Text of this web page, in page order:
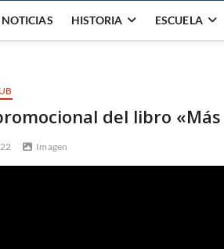
NOTICIAS HISTORIA ESCUELA
del libro
Imagen